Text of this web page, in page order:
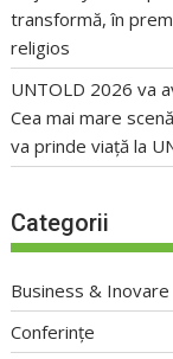
transformă, în
religios
UNTOLD 2026 va
Cea mai mare
va prinde viață la
Categorii
Business & Inovare
Conferințe